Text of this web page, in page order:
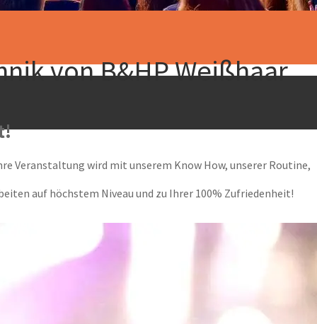
von B&HP Weißhaar
Veranstaltung wird mit unserem Know How, unserer Routine,
auf höchstem Niveau und zu Ihrer 100% Zufriedenheit!